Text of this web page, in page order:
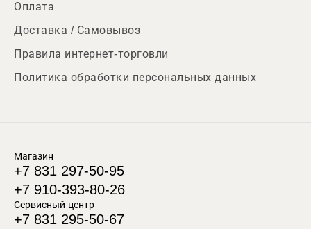
Оплата
Доставка / Самовывоз
Правила интернет-торговли
Политика обработки персональных данных
Магазин
+7 831 297-50-95
+7 910-393-80-26
Сервисный центр
+7 831 295-50-67